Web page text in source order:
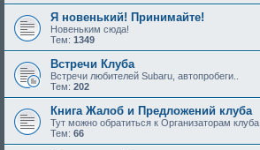
Я новенький! Принимайте!
Новеньким сюда!
Тем: 1349
Встречи Клуба
Встречи любителей Subaru, автопробеги..
Тем: 202
Книга Жалоб и Предложений клуба
Тут можно обратиться к Организаторам клуба
Тем: 66